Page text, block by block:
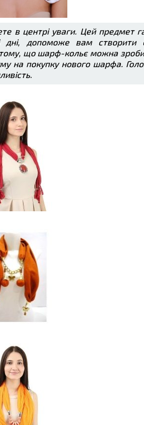
в центрі уваги. Цей предмет
дні, допоможе вам створити
що шарф-кольє можна
на покупку нового шарфа.